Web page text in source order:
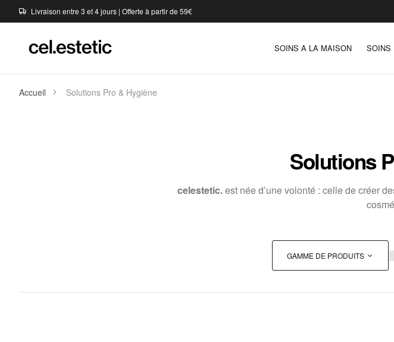
Livraison entre 3 et 4 jours | Offerte à partir de 59€
SOINS A LA MAISON SOINS
Accueil Solutions Pro & Hygiène
Solutions
celestetic.est née d’une volonté : celle de créer
GAMME DE PRODUITS